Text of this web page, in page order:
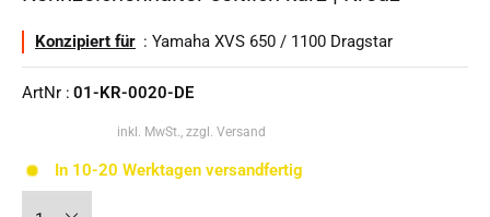
Konzipiert für : Yamaha XVS 650 / 1100 Dragstar
ArtNr : 01-KR-0020-DE
inkl. MwSt., zzgl. Versand
In 10-20 Werktagen versandfertig